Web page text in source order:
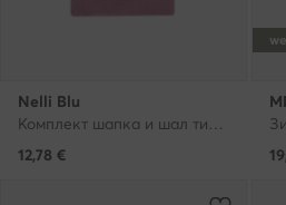
Nelli Blu
Комплект шапка и шал тип комин · Розов
12,78 €